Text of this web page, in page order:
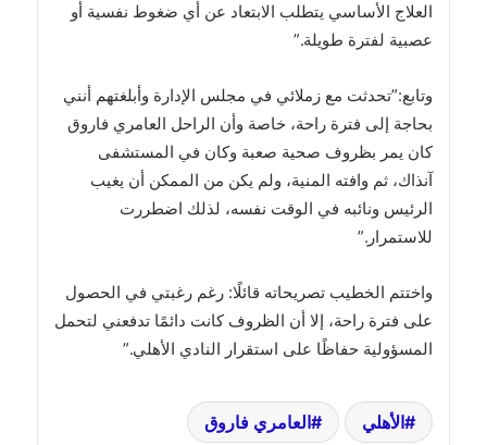
العلاج الأساسي يتطلب الابتعاد عن أي ضغوط نفسية أو
عصبية لفترة طويلة.”
وتابع:”تحدثت مع زملائي في مجلس الإدارة وأبلغتهم أنني
بحاجة إلى فترة راحة، خاصة وأن الراحل العامري فاروق
كان يمر بظروف صحية صعبة وكان في المستشفى
آنذاك، ثم وافته المنية، ولم يكن من الممكن أن يغيب
الرئيس ونائبه في الوقت نفسه، لذلك اضطررت
للاستمرار.”
واختتم الخطيب تصريحاته قائلًا: رغم رغبتي في الحصول
على فترة راحة، إلا أن الظروف كانت دائمًا تدفعني لتحمل
المسؤولية حفاظًا على استقرار النادي الأهلي.”
الأهلي العامري فاروق